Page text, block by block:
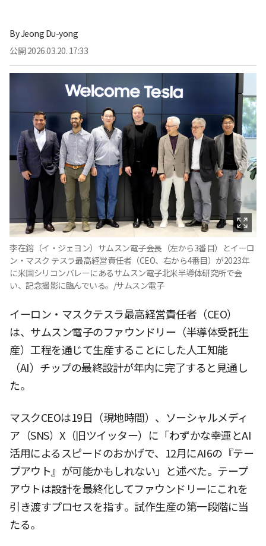
ByJeong Du-yong
公開 2026.03.20. 17:33
李在鎔（イ・ジェヨン）サムスン電子会長（左から3番目）とイーロ
ン・マスク テスラ最高経営責任者（CEO、右から4番目）が2023年
に米国シリコンバレーにあるサムスン電子北米半導体研究所で会
い、記念撮影に臨んでいる。/サムスン電子
イーロン・マスクテスラ最高経営責任者（CEO）
は、サムスン電子のファウンドリー（半導体受託生
産）工程を通じて生産することにした人工知能
（AI）チップの最終設計が年内に完了すると見通し
た。
マスクCEOは19日（現地時間）、ソーシャルメディ
ア（SNS）X（旧ツイッター）に「わずかな幸運とAI
活用によるスピードのおかげで、12月にAI6の『テー
プアウト』が可能かもしれない」と述べた。テープ
アウトは設計を最終化してファウンドリーにこれを
引き渡すプロセスを指す。試作生産の第一段階に当
たる。